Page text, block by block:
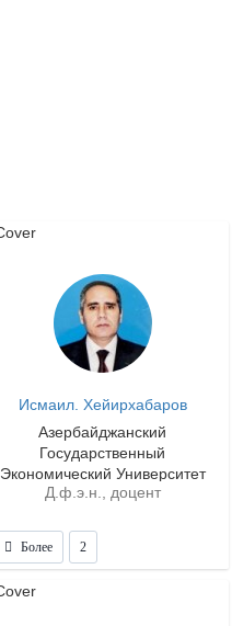
Исмаил. Хейирхабаров
Азербайджанский
Государственный
Экономический Университет
Д.ф.э.н., доцент
Более 2